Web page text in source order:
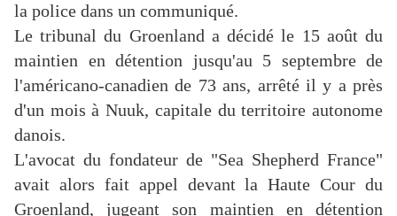
la police dans un communiqué.
Le tribunal du Groenland a décidé le 15 août du
maintien en détention jusqu'au 5 septembre de
l'américano-canadien de 73 ans, arrêté il y a près
d'un mois à Nuuk, capitale du territoire autonome
danois.
L'avocat du fondateur de "Sea Shepherd France"
avait alors fait appel devant la Haute Cour du
Groenland, jugeant son maintien en détention